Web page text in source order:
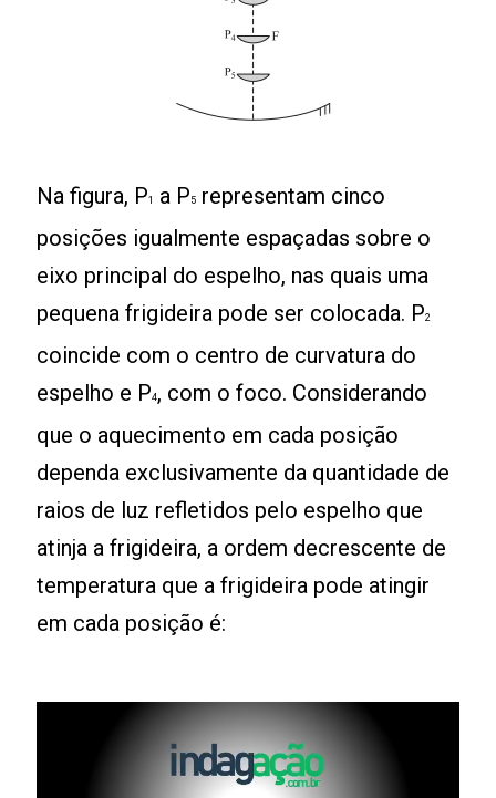
Na figura, P1 a P 5 representam cinco
posições igualmente espaçadas sobre o
eixo principal do espelho, nas quais uma
pequena frigideira pode ser colocada. P2
coincide com o centro de curvatura do
espelho e P4, com o foco. Considerando
que o aquecimento em cada posição
dependa exclusivamente da quantidade de
raios de luz refletidos pelo espelho que
atinja a frigideira, a ordem decrescente de
temperatura que a frigideira pode atingir
em cada posição é: